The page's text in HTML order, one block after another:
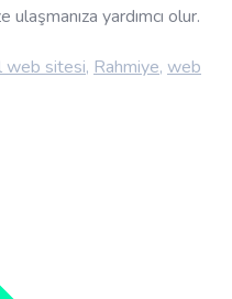
yardımcı olur.
web sitesi, Rahmiye, web